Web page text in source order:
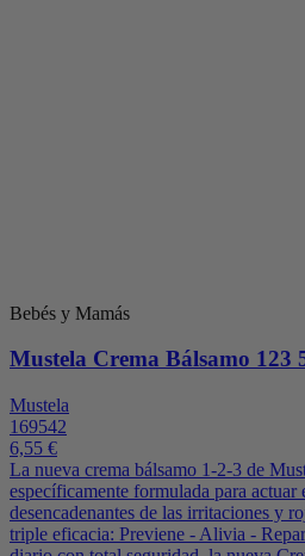
Bebés y Mamás
Mustela Crema Bálsamo 123
Mustela
169542
6,55 €
La nueva crema bálsamo 1-2-3 de
específicamente formulada para
desencadenantes de las irritaciones y
triple eficacia: Previene - Alivia -